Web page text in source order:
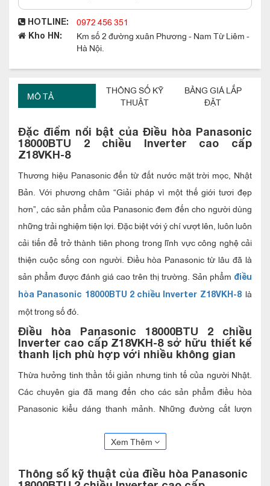
HOTLINE: 0972 456 351
Kho HN:
Km số 2 đường xuân Phương - Nam Từ Liêm -
Hà Nội.
MÔ TẢ
THÔNG SỐ KỸ
THUẬT
BẢNG GIÁ LẮP
ĐẶT
Đặc điểm nổi bật của Điều hòa Panasonic
18000BTU 2 chiều Inverter cao cấp
Z18VKH-8
Thương hiệu Panasonic đến từ đất nước mặt trời mọc, Nhật
Bản. Với phương châm “Giải pháp vì một thế giới tươi đẹp
hơn”, các sản phẩm của Panasonic đem đến cho người dùng
những trải nghiệm tiện lợi. Đặc biệt với ý chí vượt lên, luôn luôn
cải tiến để trở thành tiên phong trong lĩnh vực công nghệ cải
thiện cuộc sống con người. Điều hòa Panasonic từ lâu đã là
sản phẩm được đánh giá cao trên thị trường. Sản phẩm điều
hòa Panasonic 18000BTU 2 chiều Inverter Z18VKH-8là
một trong số đó.
Điều hòa Panasonic 18000BTU 2 chiều
Inverter cao cấp Z18VKH-8 sở hữu thiết kế
thanh lịch phù hợp với nhiều không gian
Thừa hưởng tinh thần tối giản nhưng tinh tế của người Nhật.
Các chuyên gia đã mang đến cho các sản phẩm điều hòa
Panasonic kiểu dáng thanh mảnh. Những đường cắt lượn
trắng giúp cho sản phẩm dễ dàng hòa nhập với nội thất. Lớp
đường viền bạc. Cho dù là phong cách hiện đại hay cổ điển,
Xem Thêm
Thông số kỹ thuật của điều hòa Panasonic